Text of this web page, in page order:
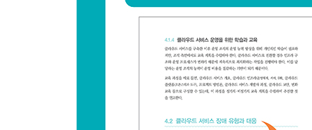
3.1.6.2 TripleO 기반의 오픈스택 설치
3.2.1 하이퍼바이저의 기술과 선택
3.2.2 서버 아키텍처 설계
3.2.3 네트워크 아키텍처 설계
3.2.3.1 인프라 중심 네트워크 설계
3.2.3.2 오픈스택 중심 네트워크 설계